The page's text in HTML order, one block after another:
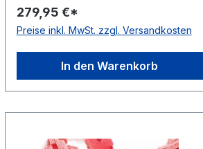
Ausführung: ohne Metallnieten
antistatisch: nein Material:
Farbe: rot Rollenlänge: 30, 10 bzw.
2 (Kurzlänge)m
279,95 €*
Preise inkl. MwSt. zzgl. Versandkosten
In den Warenkorb